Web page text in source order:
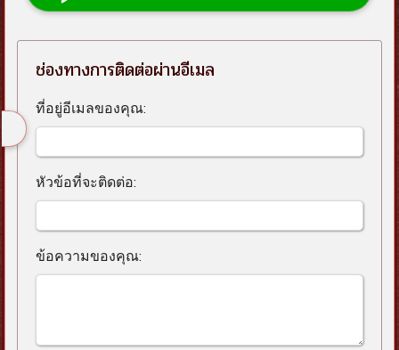
ช่องทางการติดต่อผ่านอีเมล
ที่อยู่อีเมลของคุณ:
หัวข้อที่จะติดต่อ:
ข้อความของคุณ: